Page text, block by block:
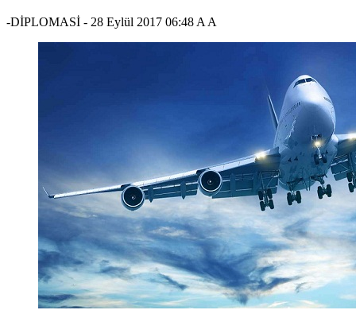
-DİPLOMASİ - 28 Eylül 2017 06:48 A A